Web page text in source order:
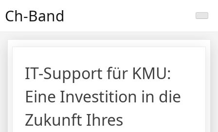
toCh-Band
IT-Support für KMU:
Eine Investition in die
Zukunft Ihres